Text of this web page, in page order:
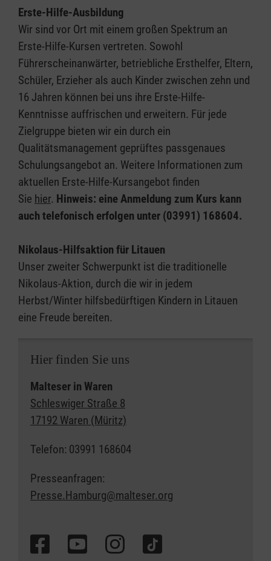
Erste-Hilfe-Ausbildung
Wir sind vor Ort mit einem großen Spektrum an
Erste-Hilfe-Kursen vertreten. Sowohl
Führerscheinanwärter, betriebliche Ersthelfer, Eltern,
Schüler, Erzieher als auch Kinder zwischen zehn und
16 Jahren können bei uns ihre Erste-Hilfe-
Kenntnisse auffrischen und erweitern. Für jede
Zielgruppe bieten wir ein durch ein
Qualitätsmanagement geprüftes passgenaues
Schulungsangebot an. Weitere Informationen zum
aktuellen Erste-Hilfe-Kursangebot finden
Sie hier. Hinweis: eine Anmeldung zum Kurs kann
auch telefonisch erfolgen unter (03991) 168604.
Nikolaus-Hilfsaktion für Litauen
Unser zweiter Schwerpunkt ist die traditionelle
Nikolaus-Aktion, durch die wir in jedem
Herbst/Winter hilfsbedürftigen Kindern in Litauen
eine Freude bereiten.
Hier finden Sie uns
Malteser in Waren
Schleswiger Straße 8
17192 Waren (Müritz)
Telefon: 03991 168604
Presseanfragen:
Presse.Hamburg@malteser.org